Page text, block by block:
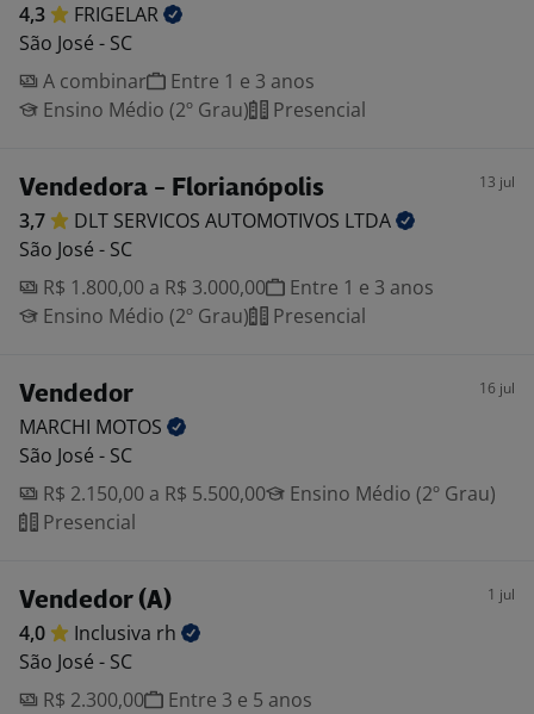
4,3
FRIGELAR
São José - SC
A combinar
Entre 1 e 3 anos
Ensino Médio (2º Grau)
Presencial
Vendedora - Florianópolis 13 jul
3,7 DLT SERVICOS AUTOMOTIVOS LTDA
São José - SC
R$ 1.800,00 a R$ 3.000,00
Entre 1 e 3 anos
Ensino Médio (2º Grau)
Presencial
Vendedor 16 jul
MARCHI MOTOS
São José - SC
R$ 2.150,00 a R$ 5.500,00
Ensino Médio (2º Grau)
Presencial
Vendedor (A) 1 jul
4,0 Inclusiva rh
São José - SC
R$ 2.300,00
Entre 3 e 5 anos